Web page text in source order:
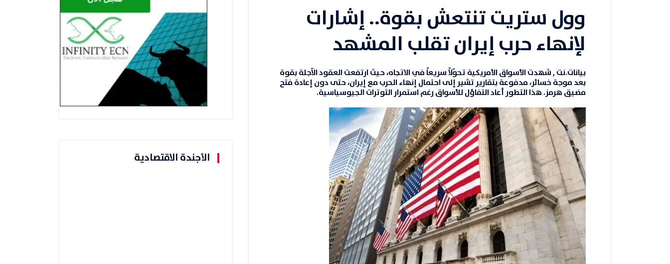
وول ستريت تنتعش بقوة.. إشارات
لإنهاء حرب إيران تقلب المشهد
بيانات.نت,شهدتالأسواق الأمريكيةتحوّلاً سريعاً في الاتجاه، حيث ارتفعتالعقود الآجلةبقوة
بعد موجة خسائر، مدفوعة بتقارير تشير إلى احتمال إنهاء الحرب مع إيران، حتى دون إعادة فتح
مضيق هرمز. هذا التطور أعاد التفاؤل للأسواق رغم استمرار التوترات الجيوسياسية.
الأجندة الاقتصادية